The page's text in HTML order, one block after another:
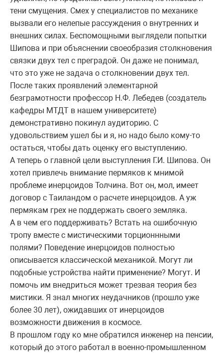
тени смущения. Смех у специалистов по механике
вызвали его нелепые рассуждения о внутренних и
внешних силах. Беспомощными выглядели попытки
Шипова и при объяснении своеобразия столкновения
связки двух тел с преградой. Он даже не понимал,
что это уже не задача о столкновении двух тел.
После таких проявлений элементарной
безграмотности профессор Н.Ф. Лебедев (создатель
кафедры МТДТ в нашем университете)
демонстративно покинул аудиторию. С
удовольствием ушел бы и я, но надо было кому-то
остаться, чтобы дать оценку его выступлению.
А теперь о главной цели выступления Г.И. Шипова. Он
хотел привлечь внимание пермяков к мнимой
проблеме инерцоидов Толчина. Вот он, мол, имеет
договор с Таиландом о расчете инерцоидов. А уж
пермякам грех не поддержать своего земляка.
А в чем его поддерживать? Встать на ошибочную
тропу вместе с мистическими торционнными
полями? Поведение инерцоидов полностью
описывается классической механикой. Могут ли
подобные устройства найти применение? Могут. И
помочь им внедриться может трезвая теория без
мистики. Я знал многих неудачников (прошло уже
более 30 лет), ожидавших от инерцоидов
возможности движения в космосе.
В прошлом году ко мне обратился инженер на пенсии,
который до этого работал в военно-промышленном